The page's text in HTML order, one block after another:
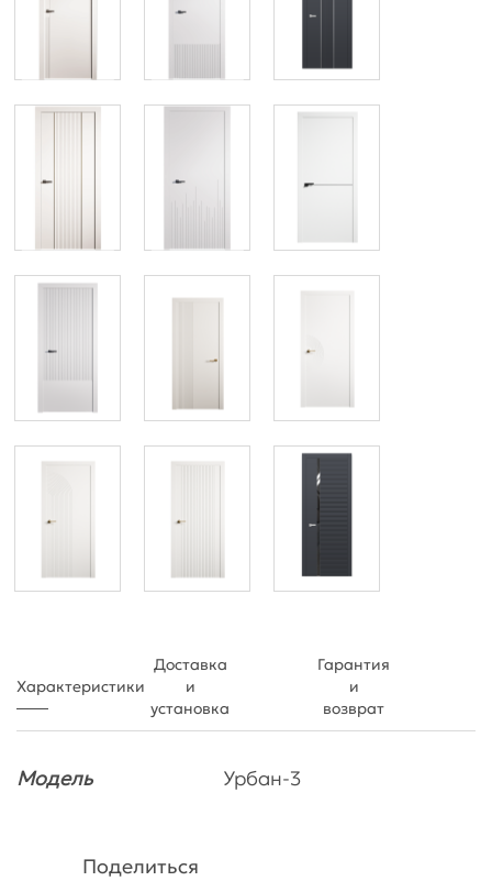
Характеристики
Доставка
и
установка
Гарантия
и
возврат
Модель Урбан-3
Поделиться